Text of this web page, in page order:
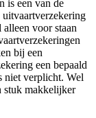
is een van de
voor staan
bij een
een bepaald
niet verplicht. Wel
stuk makkelijker